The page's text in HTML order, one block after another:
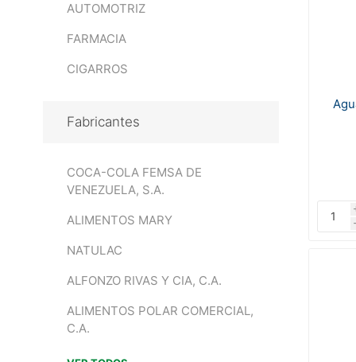
AUTOMOTRIZ
FARMACIA
CIGARROS
Fabricantes
COCA-COLA FEMSA DE
VENEZUELA, S.A.
ALIMENTOS MARY
NATULAC
ALFONZO RIVAS Y CIA, C.A.
ALIMENTOS POLAR COMERCIAL,
C.A.